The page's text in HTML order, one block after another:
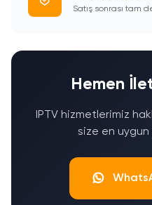
Satış sonrası tam
Hemen
IPTV hizmetlerimiz
size en